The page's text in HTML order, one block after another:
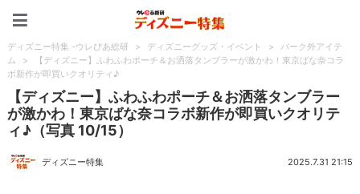
ディズニー特集 -ウレぴあ総研 > ディズニーグッズ・イベント >
パーク外アイテ
ム
>
【ディズニー】ふわふわポーチ＆お洒落タンブラーが激かわ！東京ばな奈コラ
ボ新作が即買いクオリティ♪
【ディズニー】ふわふわポーチ＆お洒落タンブラー
が激かわ！東京ばな奈コラボ新作が即買いクオリテ
ィ♪（写真 10/15）
ディズニー特集 2025.7.31 21:15